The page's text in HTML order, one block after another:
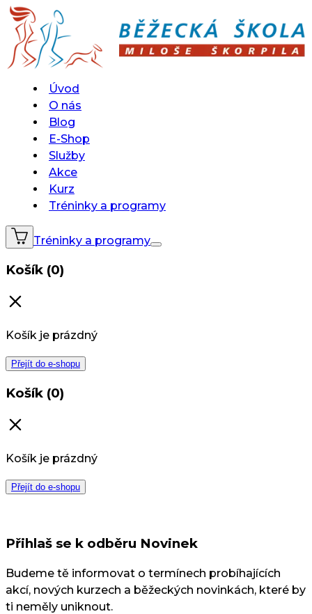
Úvod
O nás
Blog
E-Shop
Služby
Akce
Kurz
Tréninky a programy
Tréninky a programy
Košík (0)
Košík je prázdný
Přejít do e-shopu
Košík (0)
Košík je prázdný
Přejít do e-shopu
Přihlaš se k odběru Novinek
Budeme tě informovat o termínech probíhajících
akcí, nových kurzech a běžeckých novinkách, které by
ti neměly uniknout.